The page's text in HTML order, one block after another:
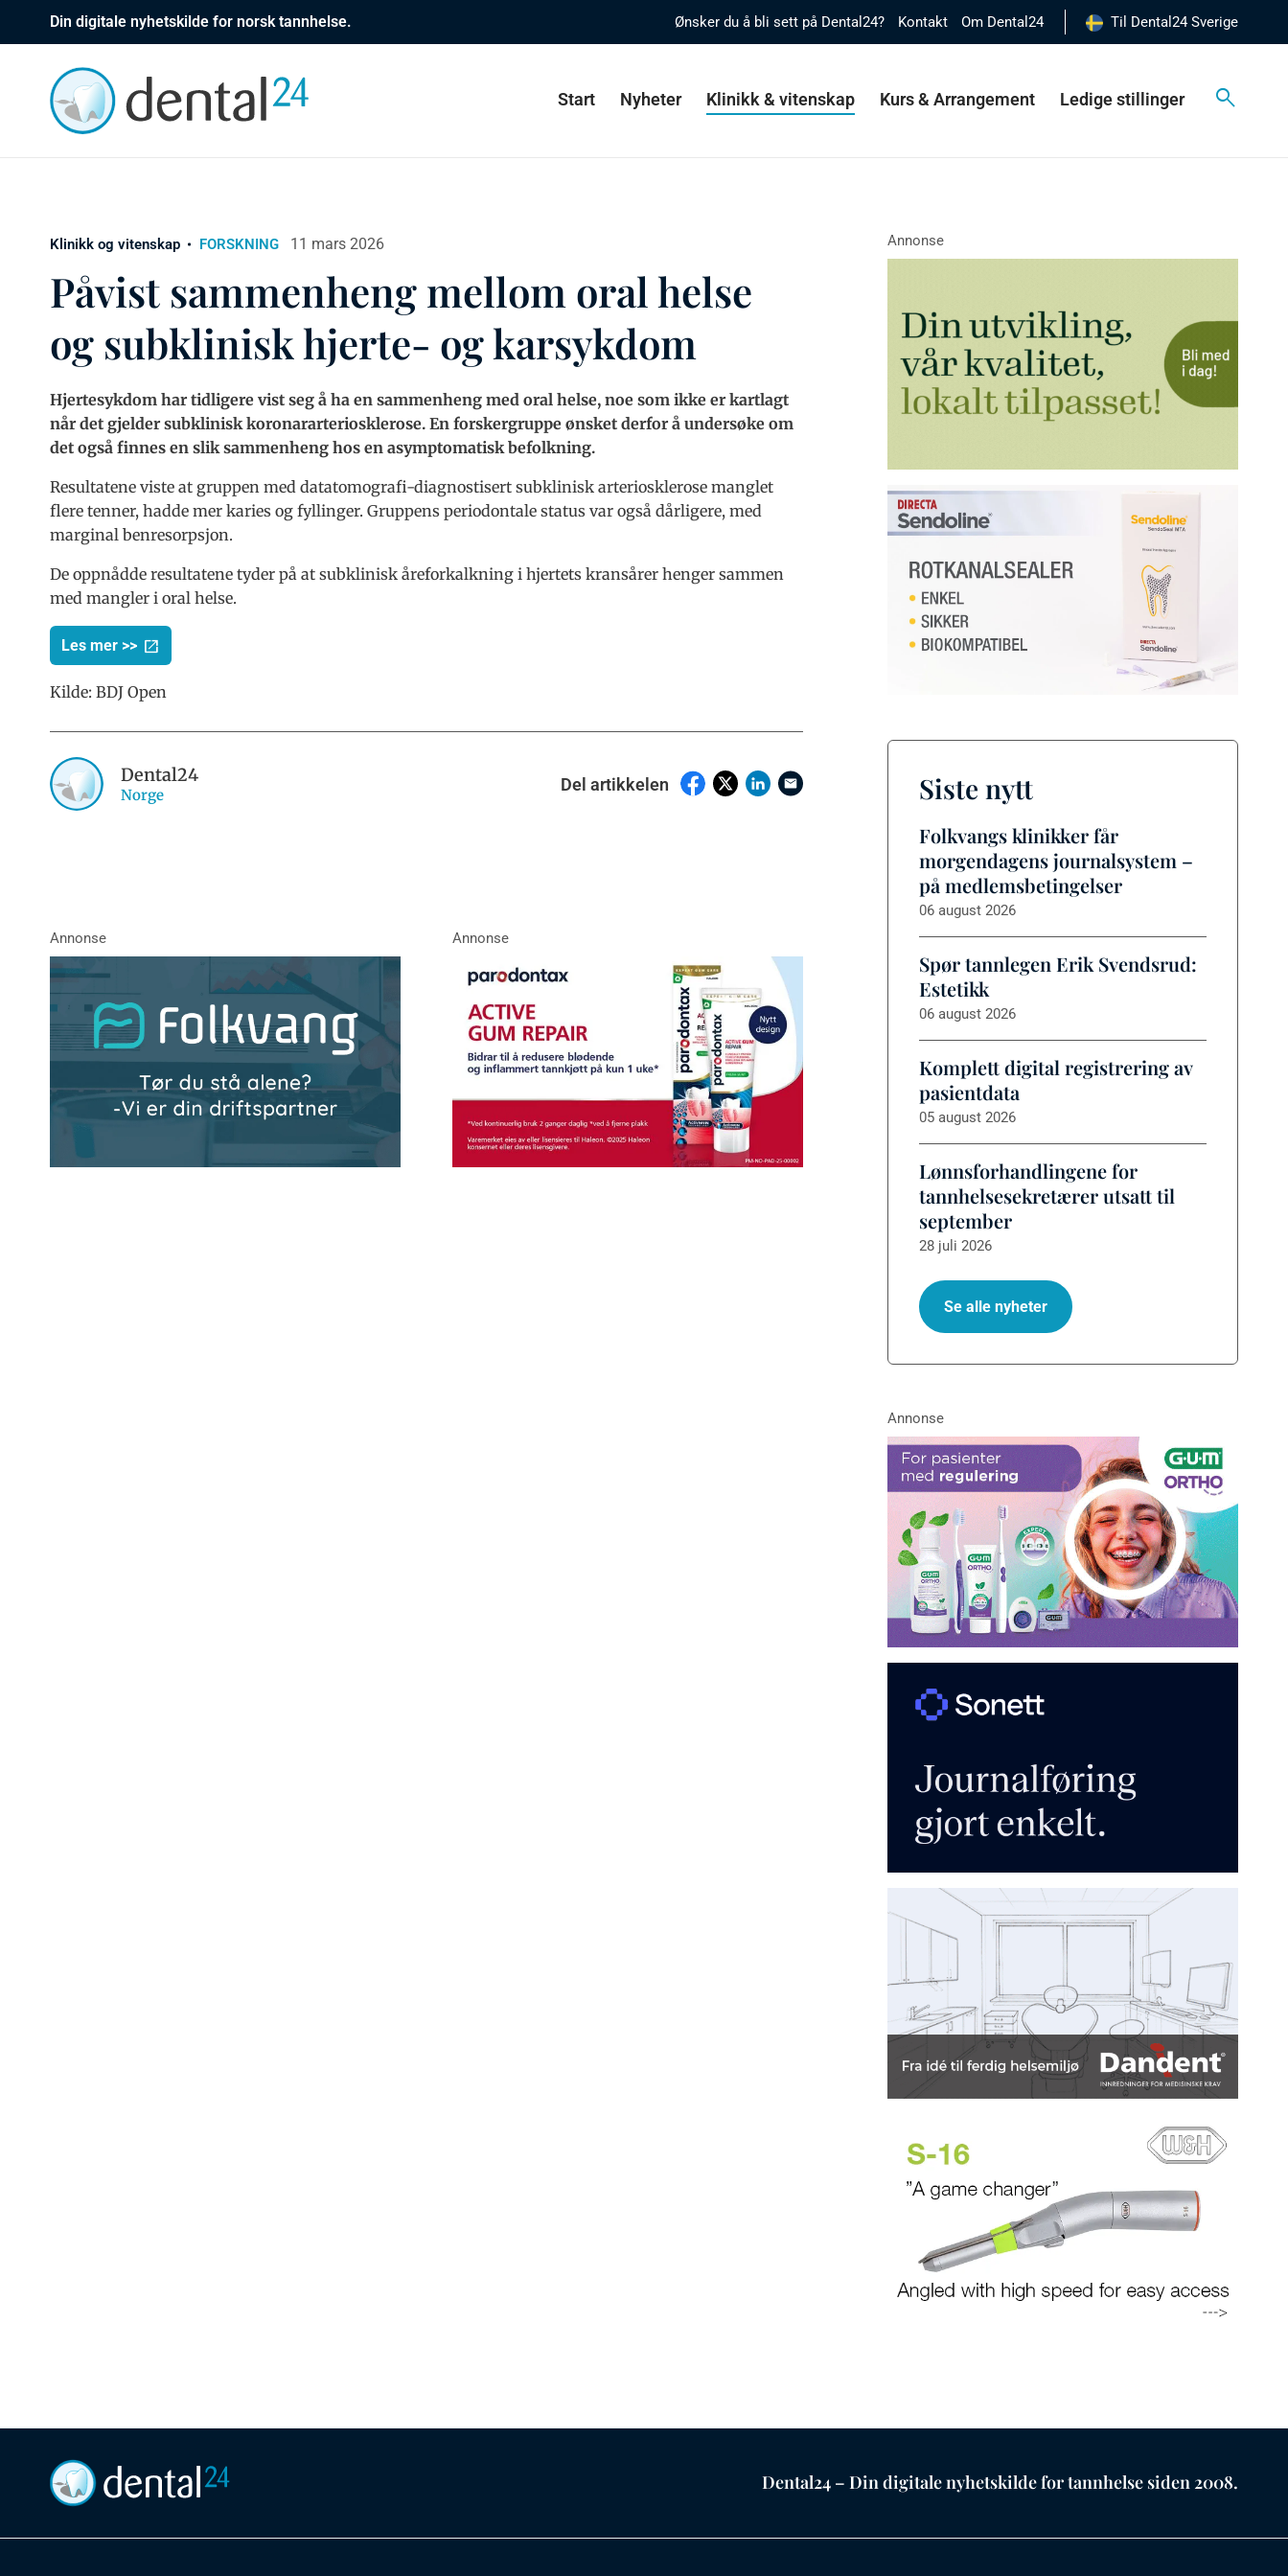
Din digitale nyhetskilde for norsk tannhelse. Ønsker du å bli sett på Dental24? Kontakt Om Dental24 Til Dental24 Sverige
Start Nyheter Klinikk & vitenskap Kurs & Arrangement Ledige stillinger
Klinikk og vitenskap FORSKNING 11 mars 2026
Påvist sammenheng mellom oral helse
og subklinisk hjerte- og karsykdom
Hjertesykdom har tidligere vist seg å ha en sammenheng med oral helse, noe som ikke er kartlagt
når det gjelder subklinisk koronararteriosklerose. En forskergruppe ønsket derfor å undersøke om
det også finnes en slik sammenheng hos en asymptomatisk befolkning.
Resultatene viste at gruppen med datatomografi-diagnostisert subklinisk arteriosklerose manglet
flere tenner, hadde mer karies og fyllinger. Gruppens periodontale status var også dårligere, med
marginal benresorpsjon.
De oppnådde resultatene tyder på at subklinisk åreforkalkning i hjertets kransårer henger sammen
med mangler i oral helse.
Les mer >>
Kilde: BDJ Open
Dental24
Norge
Del artikkelen Siste nytt
Folkvangs klinikker får
morgendagens journalsystem –
på medlemsbetingelser
06 august 2026
Spør tannlegen Erik Svendsrud:
Estetikk
06 august 2026
Komplett digital registrering av
pasientdata
05 august 2026
Lønnsforhandlingene for
tannhelsesekretærer utsatt til
september
28 juli 2026
Se alle nyheter
Dental24 – Din digitale nyhetskilde for tannhelse siden 2008.